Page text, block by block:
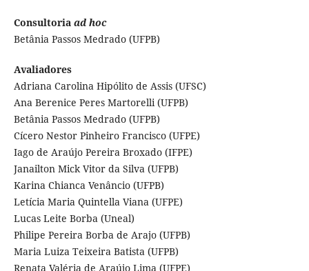
Consultoria ad hoc
Betânia Passos Medrado (UFPB)
Avaliadores
Adriana Carolina Hipólito de Assis (UFSC)
Ana Berenice Peres Martorelli (UFPB)
Betânia Passos Medrado (UFPB)
Cícero Nestor Pinheiro Francisco (UFPE)
Iago de Araújo Pereira Broxado (IFPE)
Janailton Mick Vitor da Silva (UFPB)
Karina Chianca Venâncio (UFPB)
Letícia Maria Quintella Viana (UFPE)
Lucas Leite Borba (Uneal)
Philipe Pereira Borba de Arajo (UFPB)
Maria Luiza Teixeira Batista (UFPB)
Renata Valéria de Araújo Lima (UFPE)